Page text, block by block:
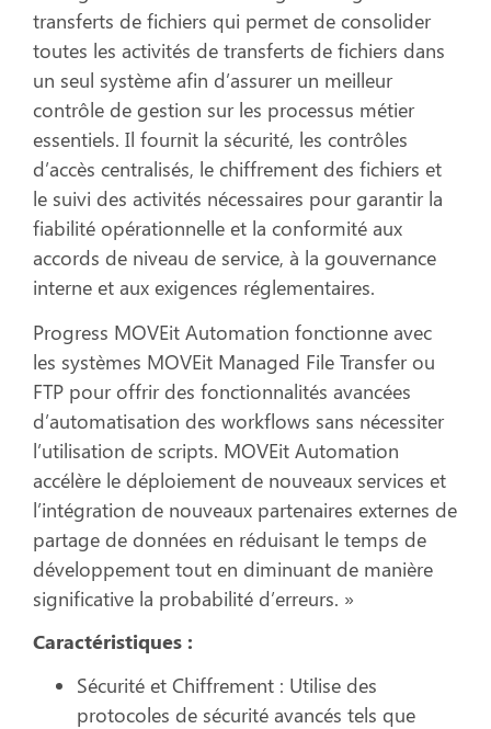
transferts de fichiers qui permet de consolider
toutes les activités de transferts de fichiers dans
un seul système afin d’assurer un meilleur
contrôle de gestion sur les processus métier
essentiels. Il fournit la sécurité, les contrôles
d’accès centralisés, le chiffrement des fichiers et
le suivi des activités nécessaires pour garantir la
fiabilité opérationnelle et la conformité aux
accords de niveau de service, à la gouvernance
interne et aux exigences réglementaires.
Progress MOVEit Automation fonctionne avec
les systèmes MOVEit Managed File Transfer ou
FTP pour offrir des fonctionnalités avancées
d’automatisation des workflows sans nécessiter
l’utilisation de scripts. MOVEit Automation
accélère le déploiement de nouveaux services et
l’intégration de nouveaux partenaires externes de
partage de données en réduisant le temps de
développement tout en diminuant de manière
significative la probabilité d’erreurs. »
Caractéristiques :
Sécurité et Chiffrement : Utilise des
protocoles de sécurité avancés tels que